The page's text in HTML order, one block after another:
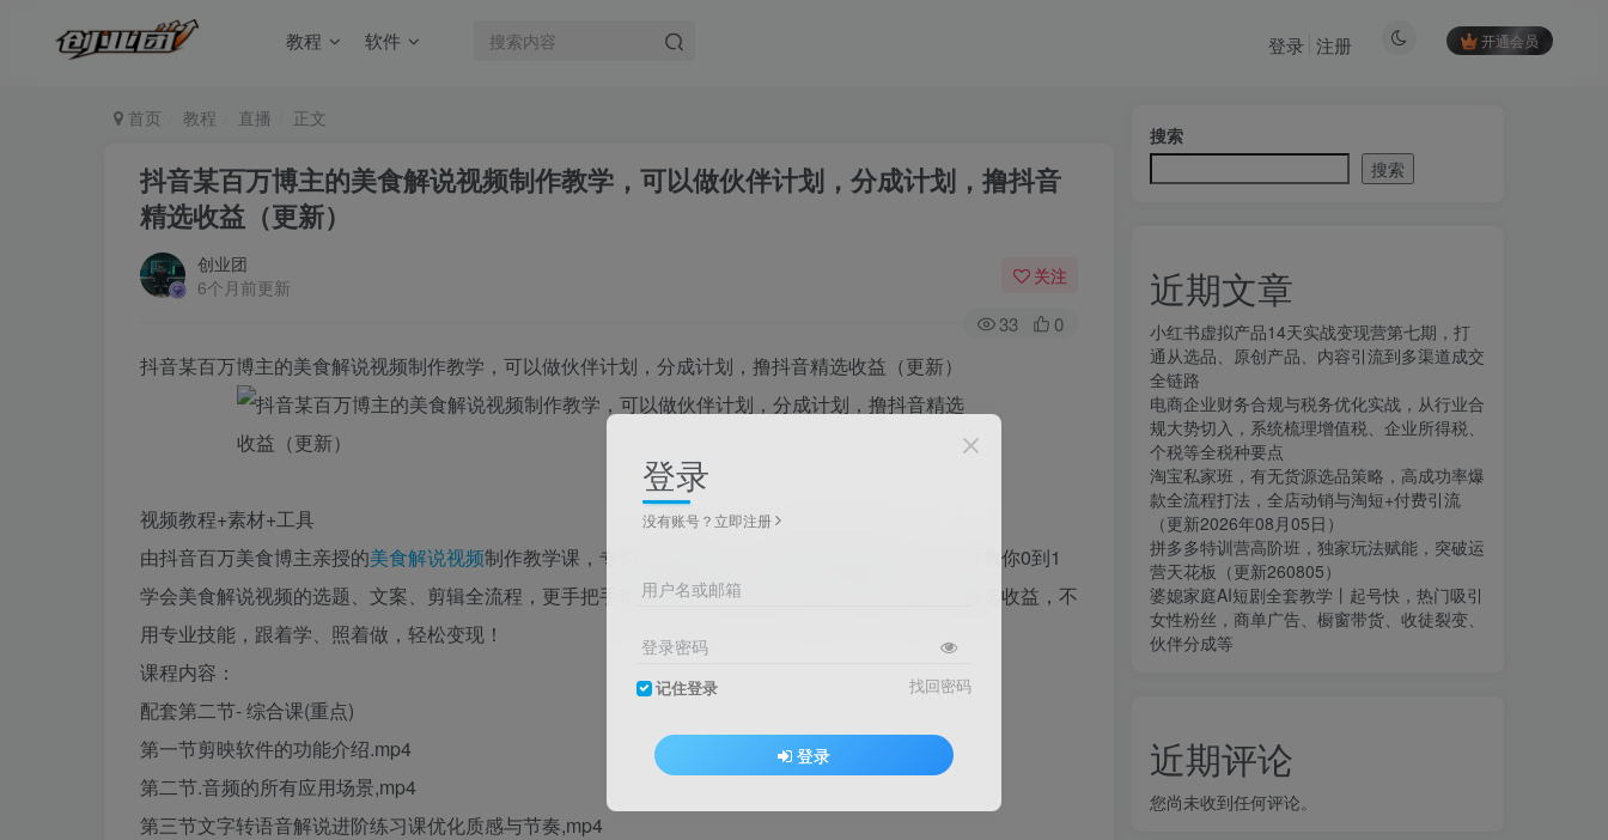
教程 软件 开通会员
登录 注册
首页 教程 直播 正文
抖音某百万博主的美食解说视频制作教学，可以做伙伴计划，分成计划，撸抖音
精选收益（更新）
创业团
6个月前更新
关注
33 0
抖音某百万博主的美食解说视频制作教学，可以做伙伴计划，分成计划，撸抖音精选收益（更新）
视频教程+素材+工具
由抖音百万美食博主亲授的美食解说视频制作教学课，专为自媒体新人、副业探索者量身打造！不仅教你0到1
学会美食解说视频的选题、文案、剪辑全流程，更手把手带你玩转抖音伙伴计划、分成计划、抖音精选收益，不
用专业技能，跟着学、照着做，轻松变现！
课程内容：
配套第二节- 综合课(重点)
第一节剪映软件的功能介绍.mp4
第二节.音频的所有应用场景,mp4
第三节文字转语音解说进阶练习课优化质感与节奏,mp4
搜索
搜索
近期文章
小红书虚拟产品14天实战变现营第七期，打
通从选品、原创产品、内容引流到多渠道成交
全链路
电商企业财务合规与税务优化实战，从行业合
规大势切入，系统梳理增值税、企业所得税、
个税等全税种要点
淘宝私家班，有无货源选品策略，高成功率爆
款全流程打法，全店动销与淘短+付费引流
（更新2026年08月05日）
拼多多特训营高阶班，独家玩法赋能，突破运
营天花板（更新260805）
婆媳家庭AI短剧全套教学丨起号快，热门吸引
女性粉丝，商单广告、橱窗带货、收徒裂变、
伙伴分成等
近期评论
您尚未收到任何评论。
登录
没有账号？立即注册
用户名或邮箱
登录密码
记住登录 找回密码
登录